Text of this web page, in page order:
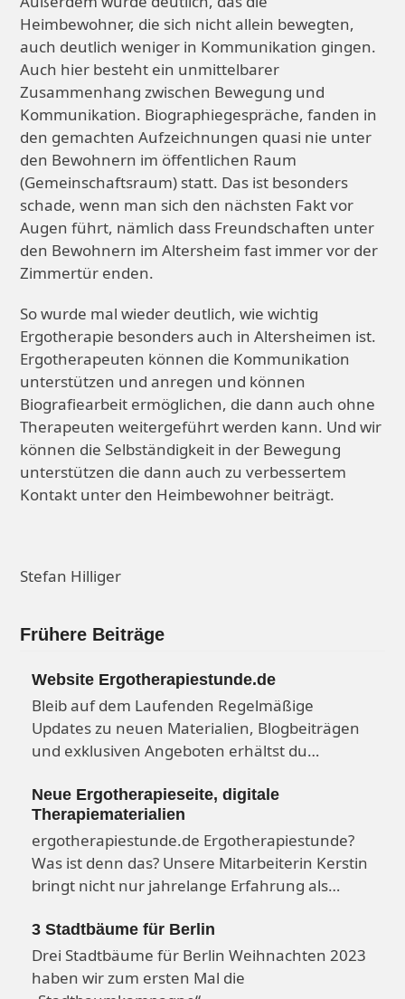
Heimbewohner, die sich nicht allein bewegten,
auch deutlich weniger in Kommunikation gingen.
Auch hier besteht ein unmittelbarer
Zusammenhang zwischen Bewegung und
Kommunikation. Biographiegespräche, fanden in
den gemachten Aufzeichnungen quasi nie unter
den Bewohnern im öffentlichen Raum
(Gemeinschaftsraum) statt. Das ist besonders
schade, wenn man sich den nächsten Fakt vor
Augen führt, nämlich dass Freundschaften unter
den Bewohnern im Altersheim fast immer vor der
Zimmertür enden.
So wurde mal wieder deutlich, wie wichtig
Ergotherapie besonders auch in Altersheimen ist.
Ergotherapeuten können die Kommunikation
unterstützen und anregen und können
Biografiearbeit ermöglichen, die dann auch ohne
Therapeuten weitergeführt werden kann. Und wir
können die Selbständigkeit in der Bewegung
unterstützen die dann auch zu verbessertem
Kontakt unter den Heimbewohner beiträgt.
Stefan Hilliger
Frühere Beiträge
Website Ergotherapiestunde.de
Bleib auf dem Laufenden Regelmäßige
Updates zu neuen Materialien, Blogbeiträgen
und exklusiven Angeboten erhältst du…
Neue Ergotherapieseite, digitale
Therapiematerialien
ergotherapiestunde.de Ergotherapiestunde?
Was ist denn das? Unsere Mitarbeiterin Kerstin
bringt nicht nur jahrelange Erfahrung als…
3 Stadtbäume für Berlin
Drei Stadtbäume für Berlin Weihnachten 2023
haben wir zum ersten Mal die